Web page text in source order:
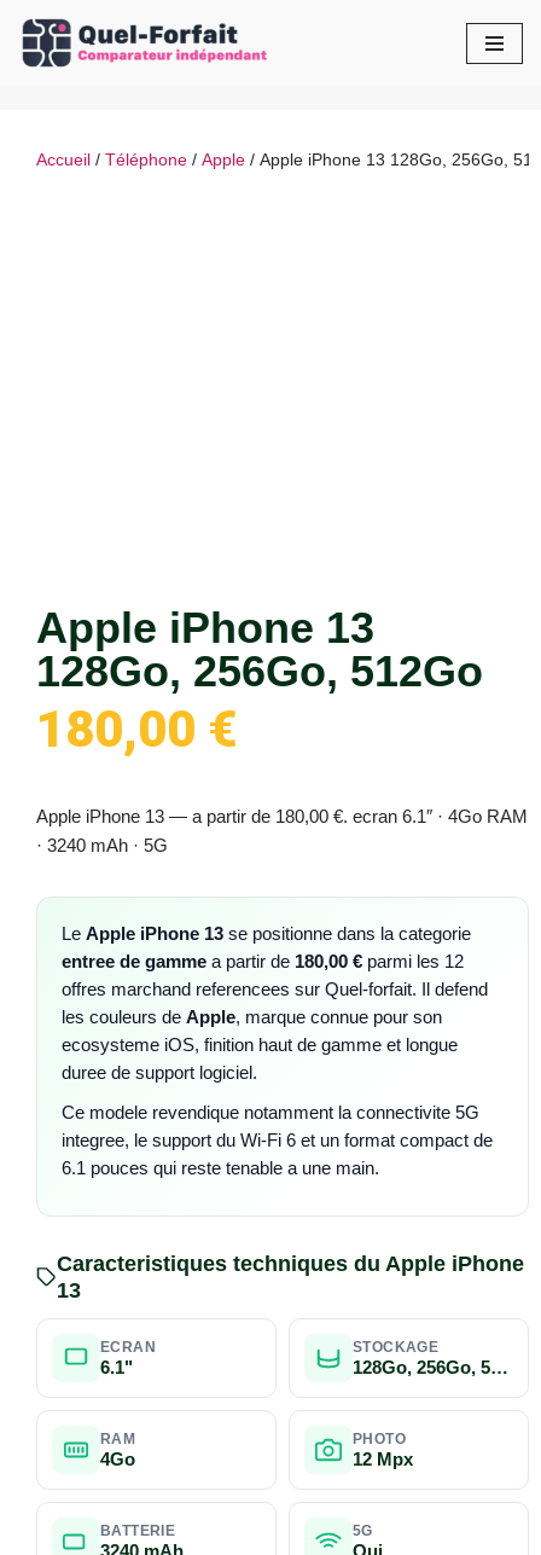
Aller
Accueil / Téléphone / Apple / Apple iPhone 13 128Go, 256Go,
Apple iPhone 13
128Go, 256Go, 512Go
180,00 €
Apple iPhone 13 — a partir de 180,00 €. ecran 6.1″ · 4Go RAM
· 3240 mAh · 5G
Le Apple iPhone 13 se positionne dans la categorie
entree de gamme a partir de 180,00 € parmi les 12
offres marchand referencees sur Quel-forfait. Il defend
les couleurs de Apple, marque connue pour son
ecosysteme iOS, finition haut de gamme et longue
duree de support logiciel.
Ce modele revendique notamment la connectivite 5G
integree, le support du Wi-Fi 6 et un format compact de
6.1 pouces qui reste tenable a une main.
Caracteristiques techniques du Apple iPhone
13
ECRAN
6.1"
STOCKAGE
128Go, 256Go, 512Go
RAM
4Go
PHOTO
12 Mpx
BATTERIE 5G